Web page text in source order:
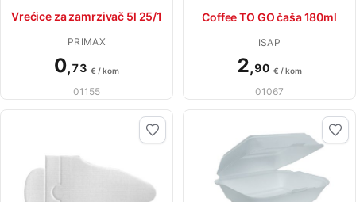
Vrećice za zamrzivač 5l 25/1
PRIMAX
0,73 € / kom
01155
Coffee TO GO čaša 180ml
ISAP
2,90 € / kom
01067